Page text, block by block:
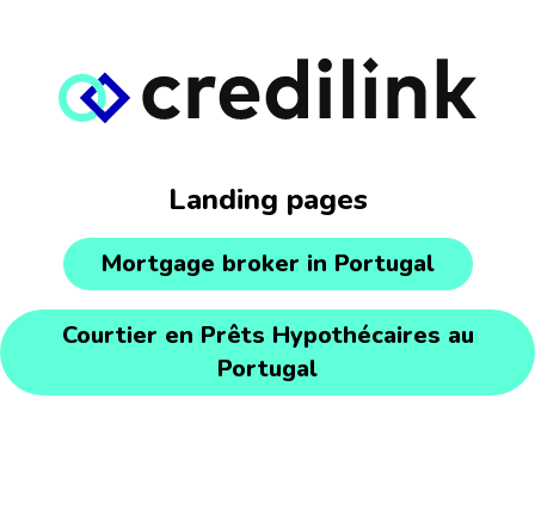
Landing pages
Mortgage broker in Portugal
Courtier en Prêts Hypothécaires au
Portugal